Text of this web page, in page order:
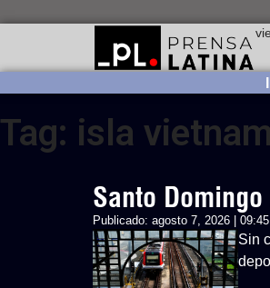
Tag: isla
Santo
Publicado: agosto 7, 2026 | 09:45
Sin